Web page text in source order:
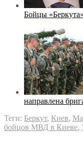
Бойцы
направлена
Теги: Беркут, Киев,
бойцов МВД в Киеве,